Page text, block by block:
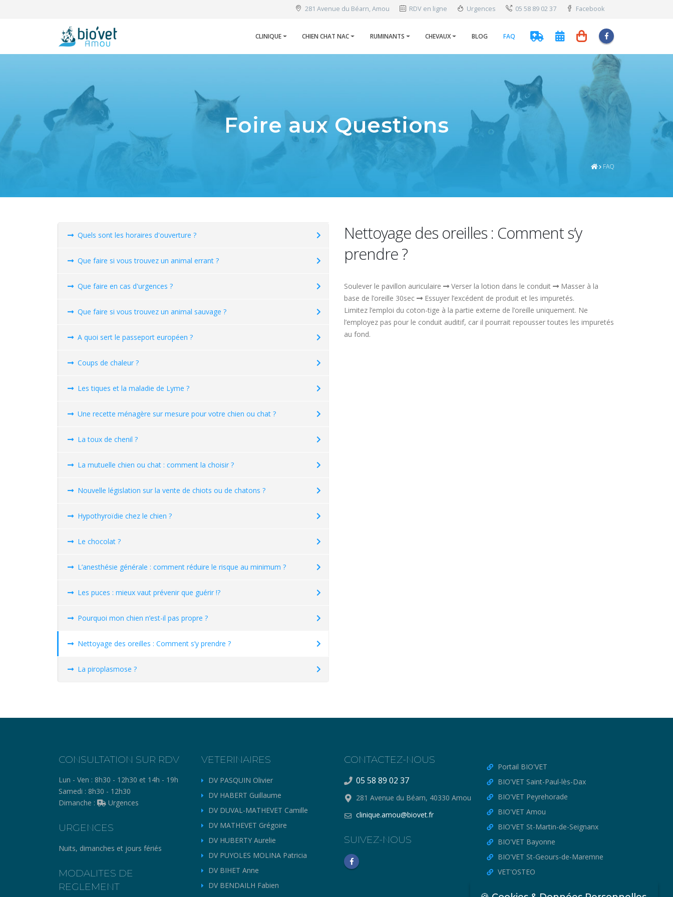
281 Avenue du Béarn, Amou RDV en ligne Urgences 05 58 89 02 37 Facebook
CLINIQUE CHIEN CHAT NAC RUMINANTS CHEVAUX BLOG FAQ
Foire aux Questions
FAQ
Quels sont les horaires d'ouverture ?
Que faire si vous trouvez un animal errant ?
Que faire en cas d'urgences ?
Que faire si vous trouvez un animal sauvage ?
A quoi sert le passeport européen ?
Coups de chaleur ?
Les tiques et la maladie de Lyme ?
Une recette ménagère sur mesure pour votre chien ou chat ?
La toux de chenil ?
La mutuelle chien ou chat : comment la choisir ?
Nouvelle législation sur la vente de chiots ou de chatons ?
Hypothyroïdie chez le chien ?
Le chocolat ?
L’anesthésie générale : comment réduire le risque au minimum ?
Les puces : mieux vaut prévenir que guérir !?
Pourquoi mon chien n’est-il pas propre ?
Nettoyage des oreilles : Comment s’y prendre ?
La piroplasmose ?
Nettoyage des oreilles : Comment s’y
prendre ?
Soulever le pavillon auriculaire Verser la lotion dans le conduit
Masser à la
base de l’oreille 30sec
Essuyer l’excédent de produit et les impuretés.
Limitez l’emploi du coton-tige à la partie externe de l’oreille uniquement. Ne
l’employez pas pour le conduit auditif, car il pourrait repousser toutes les impuretés
au fond.
CONSULTATION SUR RDV
Lun - Ven : 8h30 - 12h30 et 14h - 19h
Samedi : 8h30 - 12h30
Dimanche :
Urgences
URGENCES
Nuits, dimanches et jours fériés
MODALITES DE
REGLEMENT
VETERINAIRES
DV PASQUIN Olivier
DV HABERT Guillaume
DV DUVAL-MATHEVET Camille
DV MATHEVET Grégoire
DV HUBERTY Aurelie
DV PUYOLES MOLINA Patricia
DV BIHET Anne
DV BENDAILH Fabien
CONTACTEZ-NOUS
05 58 89 02 37
281 Avenue du Béarn, 40330 Amou
clinique.amou@biovet.fr
SUIVEZ-NOUS
Portail BIO'VET
BIO'VET Saint-Paul-lès-Dax
BIO'VET Peyrehorade
BIO'VET Amou
BIO'VET St-Martin-de-Seignanx
BIO'VET Bayonne
BIO'VET St-Geours-de-Maremne
VET'OSTEO